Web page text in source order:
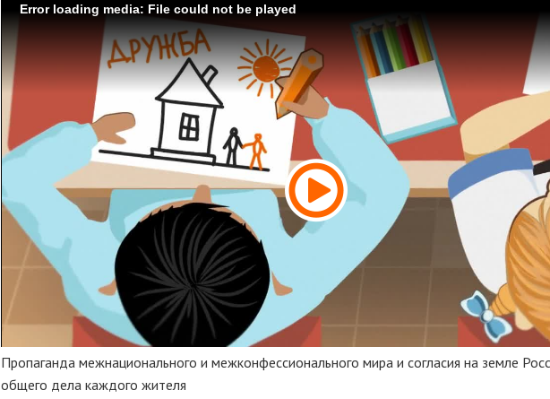
Error loading media: File could not be played
Пропаганда межнационального и межконфессионального мира и согласия на земле
общего дела каждого жителя